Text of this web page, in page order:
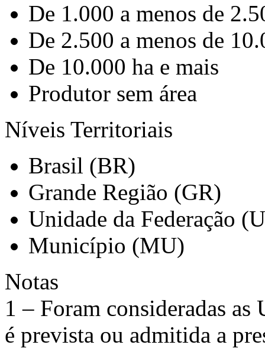
De 1.000 a menos de
De 2.500 a menos de
De 10.000 ha e mais
Produtor sem área
Níveis Territoriais
Brasil (BR)
Grande Região (GR)
Unidade da Federação
Município (MU)
Notas
1 – Foram consideradas as
é prevista ou admitida a